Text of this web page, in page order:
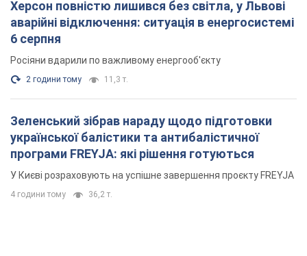
Мікрокредити без міфів: три типові сценарії
позичальника і план дій, щоб вберегти свої
гроші
Що мають діяти українці, аби не переплачувати за "швидку
позику"
3 години тому 22,0 т.